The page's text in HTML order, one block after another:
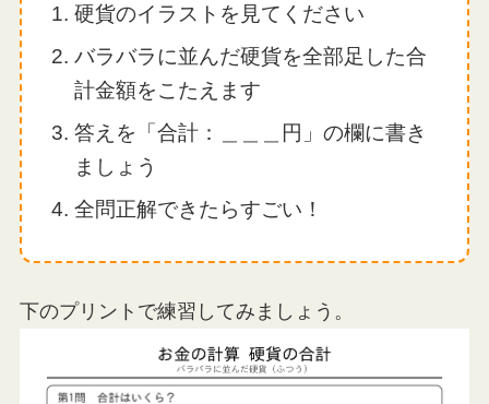
硬貨のイラストを見てください
バラバラに並んだ硬貨を全部足した合
計金額をこたえます
答えを「合計：＿＿＿円」の欄に書き
ましょう
全問正解できたらすごい！
下のプリントで練習してみましょう。